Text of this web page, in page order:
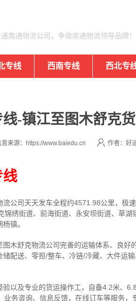
通南通物流公司，争做南通物流领导品牌！
专线 西南专线 西北专
-镇江至图木舒克
息来源：https://www.baiedu.cn 作者：好
线
流公司天天发车全程约4571.98公里， 极
绣街道、前海街道、永安坝街道、草
镇。
木舒克物流公司完善的运输体系、良
储配送、零担/整车、冷链/冷藏、大件运
验以及专业的货运操作工，自备4.2米、
务咨询、信息反馈，在线订车等服务，